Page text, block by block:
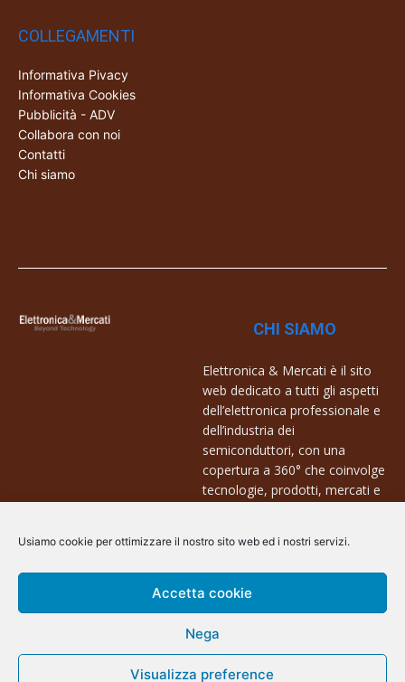
Usiamo cookie per ottimizzare il nostro sito web ed i nostri servizi.
Accetta cookie
Nega
Visualizza preference
COLLEGAMENTI
Informativa Pivacy
Informativa Cookies
Pubblicità - ADV
Collabora con noi
Contatti
Chi siamo
CHI SIAMO
Elettronica & Mercati è il sito
web dedicato a tutti gli aspetti
dell’elettronica professionale e
dell’industria dei
semiconduttori, con una
copertura a 360° che coinvolge
tecnologie, prodotti, mercati e
Contatti:
info@arscommunication.it
@ArsCommunication 2023